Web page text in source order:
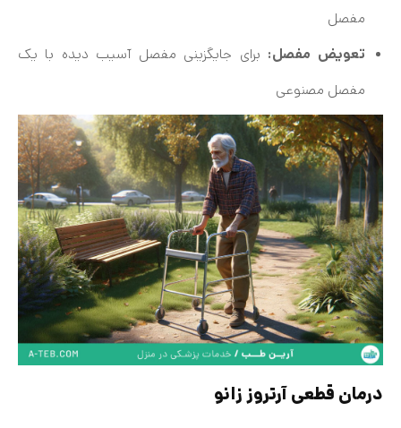
مفصل
تعویض مفصل: برای جایگزینی مفصل آسیب دیده با یک
مفصل مصنوعی
درمان قطعی آرتروز زانو